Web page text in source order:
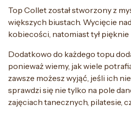
Top Collet został stworzony z
większych biustach. Wycięcie
kobiecości, natomiast tył pięknie
Dodatkowo do każdego topu
ponieważ wiemy, jak wiele
zawsze możesz wyjąć, jeśli ich
sprawdzi się nie tylko na pole
zajęciach tanecznych, pilatesie,